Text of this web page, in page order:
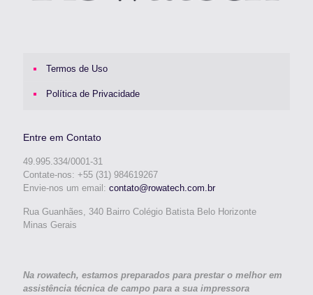
Termos de Uso
Política de Privacidade
Entre em Contato
49.995.334/0001-31
Contate-nos: +55 (31) 984619267
Envie-nos um email: contato@rowatech.com.br
Rua Guanhães, 340 Bairro Colégio Batista Belo Horizonte
Minas Gerais
Na rowatech, estamos preparados para prestar o melhor em
assistência técnica de campo para a sua impressora